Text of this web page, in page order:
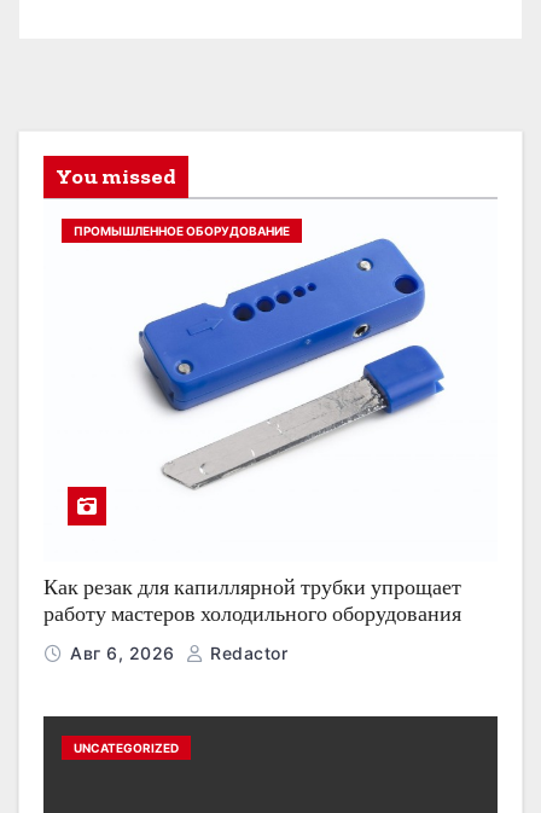
You missed
ПРОМЫШЛЕННОЕ ОБОРУДОВАНИЕ
Как резак для капиллярной трубки упрощает
работу мастеров холодильного оборудования
Авг 6, 2026 Redactor
UNCATEGORIZED